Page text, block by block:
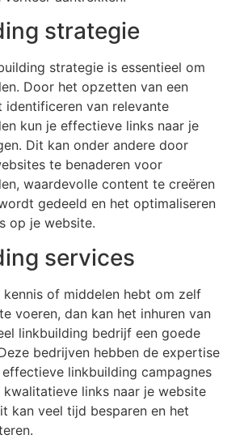
strategie
strategie is essentieel om
Door het opzetten van een
identificeren van relevante
kun je effectieve links naar je
Dit kan onder andere door
te benaderen voor
waardevolle content te creëren
gedeeld en het optimaliseren
op je website.
services
kennis of middelen hebt om zelf
voeren, dan kan het inhuren van
linkbuilding bedrijf een goede
bedrijven hebben de expertise
linkbuilding campagnes
links naar je website
kan veel tijd besparen en het